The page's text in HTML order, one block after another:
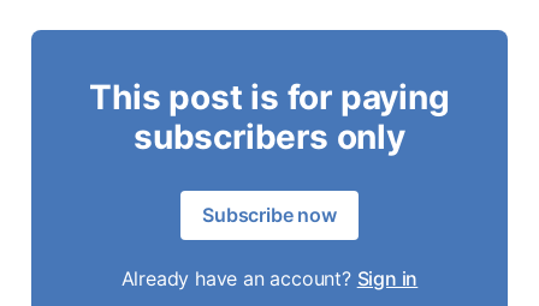
This post is for paying
subscribers only
Subscribe now
Already have an account? Sign in